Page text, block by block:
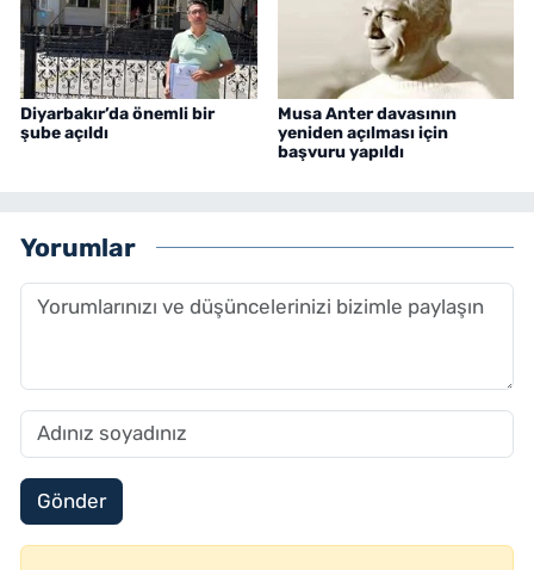
Diyarbakır’da önemli bir
şube açıldı
Musa Anter davasının
yeniden açılması için
başvuru yapıldı
Yorumlar
Gönder